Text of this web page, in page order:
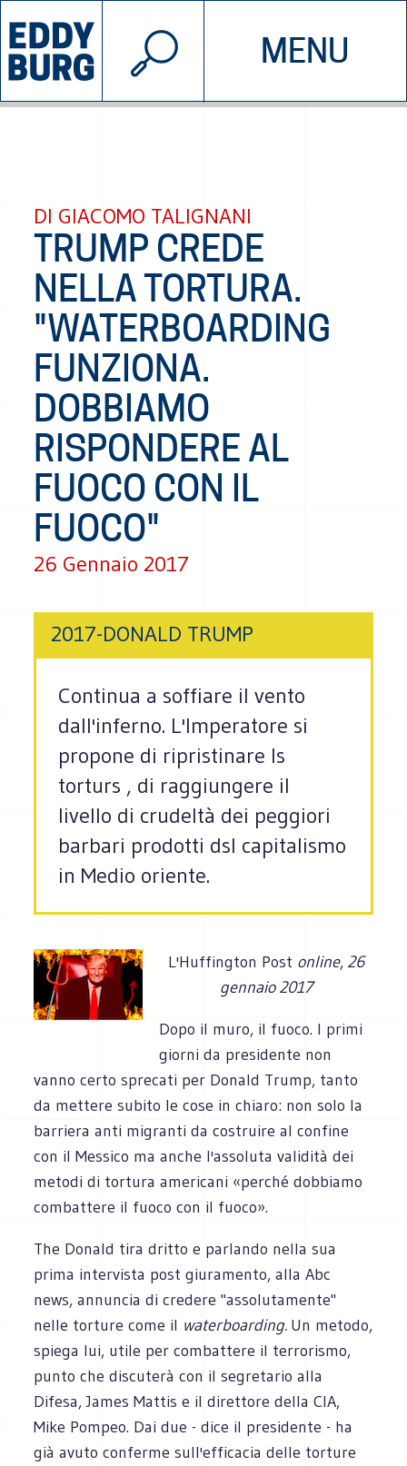
MENU
INIZIATIVE CHI SIAMO
© 2026 EDDYBURG
DI GIACOMO TALIGNANI
TRUMP CREDE
NELLA TORTURA.
"WATERBOARDING
FUNZIONA.
DOBBIAMO
RISPONDERE AL
FUOCO CON IL
FUOCO"
26 Gennaio 2017
2017-DONALD TRUMP
Continua a soffiare il vento
dall'inferno. L'Imperatore si
propone di ripristinare ls
torturs , di raggiungere il
livello di crudeltà dei peggiori
barbari prodotti dsl capitalismo
in Medio oriente.
L'Huffington Post online,26
gennaio 2017
Dopo il muro, il fuoco. I primi
giorni da presidente non
vanno certo sprecati per Donald Trump, tanto
da mettere subito le cose in chiaro: non solo la
barriera anti migranti da costruire al confine
con il Messico ma anche l'assoluta validità dei
metodi di tortura americani «perché dobbiamo
combattere il fuoco con il fuoco».
The Donald tira dritto e parlando nella sua
prima intervista post giuramento, alla Abc
news, annuncia di credere "assolutamente"
nelle torture come il waterboarding. Un metodo,
spiega lui, utile per combattere il terrorismo,
punto che discuterà con il segretario alla
Difesa, James Mattis e il direttore della CIA,
Mike Pompeo. Dai due - dice il presidente - ha
già avuto conferme sull'efficacia delle torture